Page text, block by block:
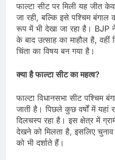
फाल्टा सीट पर मिली यह जीत
जा रही, बल्कि इसे पश्चिम बंगाल
रूप में भी देखा जा रहा है। BJP
के बाद उत्साह का माहौल है, वहीं
चिंता का विषय बन गया है।
क्या है फाल्टा सीट का महत्व?
फाल्टा विधानसभा सीट पश्चिम
जाती है। पिछले कुछ वर्षों में यहां
दिलचस्प रहा है। इस क्षेत्र में
देखने को मिलता है, इसलिए
को भी दर्शाते हैं।